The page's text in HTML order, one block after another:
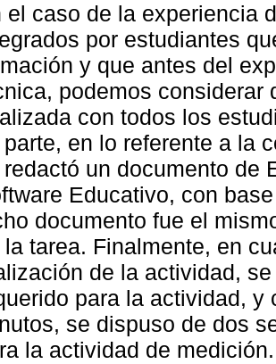
el caso de la experiencia
por estudiantes
y que antes del
podemos considerar
con todos los
parte, en lo referente a la
redactó un documento de
Educativo, con
documento fue el
la tarea. Finalmente, en
de la actividad,
para la actividad,
se dispuso de dos
la actividad de medición.